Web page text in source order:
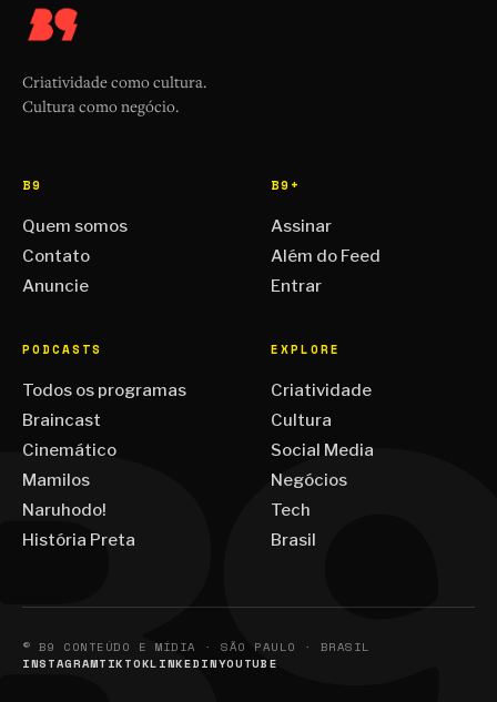
Criatividade como cultura.
Cultura como negócio.
B9
Quem somos
Contato
Anuncie
B9+
Assinar
Além do Feed
Entrar
PODCASTS
Todos os programas
Braincast
Cinemático
Mamilos
Naruhodo!
História Preta
EXPLORE
Criatividade
Cultura
Social Media
Negócios
Tech
Brasil
© B9 CONTEÚDO E MÍDIA · SÃO PAULO · BRASIL
INSTAGRAMTIKTOKLINKEDINYOUTUBE